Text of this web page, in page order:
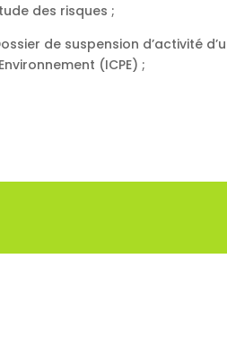
des risques ;
de suspension d’activité
(ICPE) ;